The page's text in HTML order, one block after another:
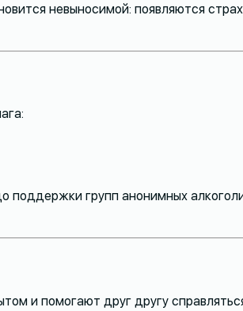
невыносимой: появляются
групп анонимных
и помогают друг другу